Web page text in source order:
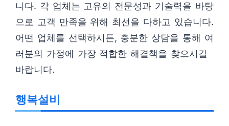
니다. 각 업체는 고유의 전문성과 기술력을 바탕
으로 고객 만족을 위해 최선을 다하고 있습니다.
어떤 업체를 선택하시든, 충분한 상담을 통해 여
러분의 가정에 가장 적합한 해결책을 찾으시길
바랍니다.
행복설비